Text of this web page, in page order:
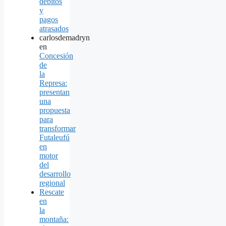
y
pagos
atrasados
carlosdemadryn
en
Concesión
de
la
Represa:
presentan
una
propuesta
para
transformar
Futaleufú
en
motor
del
desarrollo
regional
Rescate
en
la
montaña: